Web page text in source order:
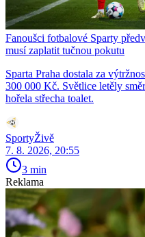
Fanoušci fotbalové Sparty
musí zaplatit tučnou pokutu
Sparta Praha dostala za
300 000 Kč. Světlice letěly
hořela střecha toalet.
SportyŽivě
7. 8. 2026, 20:55
3 min
Reklama